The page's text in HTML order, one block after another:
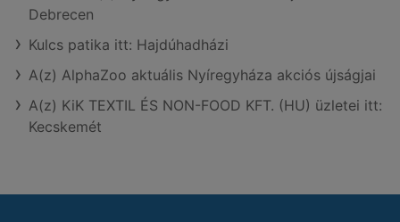
Debrecen
Kulcs patika itt: Hajdúhadházi
A(z) AlphaZoo aktuális Nyíregyháza akciós újságjai
A(z) KiK TEXTIL ÉS NON-FOOD KFT. (HU) üzletei itt:
Kecskemét